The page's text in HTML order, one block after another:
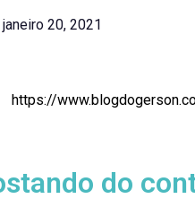
janeiro 20, 2021
https://
do